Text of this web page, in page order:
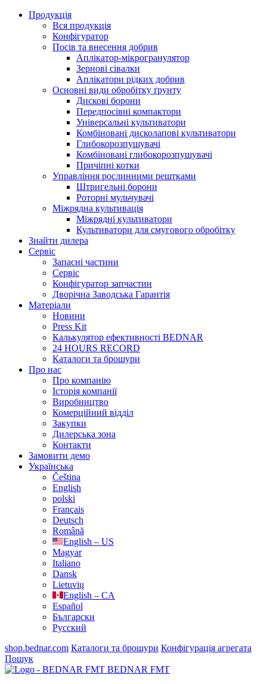
Продукція
Вся продукція
Конфігуратор
Посів та внесення добрив
Аплікатор-мікрогранулятор
Зернові сівалки
Аплікатори рідких добрив
Oсновні види обробітку ґрунту
Дискові борони
Передпосівні компактори
Універсальні культиватори
Комбіновані дисколапові культиватори
Глибокорозпушувачі
Комбіновані глибокорозпушувачі
Причіпні котки
Управління рослинними рештками
Штригельні борони
Pоторні мульчувачі
Міжрядна культивація
Міжрядні культиватори
Культиватори для смугового обробітку
Знайти дилера
Сервіс
Запасні частини
Сервіс
Конфігуратор запчастин
Дворічна Заводська Гарантія
Матеріали
Новини
Press Kit
Калькулятор ефективності BEDNAR
24 HOURS RECORD
Каталоги та брошури
Про нас
Про компанію
Історія компанії
Виробництво
Комерційний відділ
Закупки
Дилерська зона
Контакти
Замовити демо
Українська
Čeština
English
polski
Français
Deutsch
Română
English – US
Magyar
Italiano
Dansk
Lietuvių
English – CA
Español
Български
Русский
shop.bednar.com Каталоги та брошури Конфігурація агрегата
Пошук
BEDNAR FMT